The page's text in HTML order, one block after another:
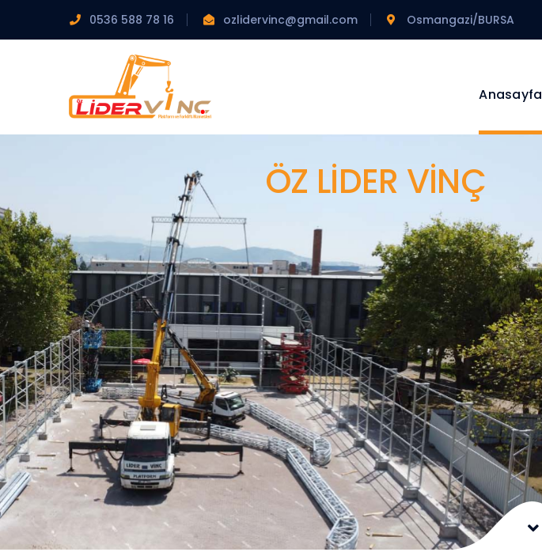
0536 588 78 16 ozlidervinc@gmail.com Osmangazi/BURSA
Anasayfa
ÖZ LIDER VİNÇ